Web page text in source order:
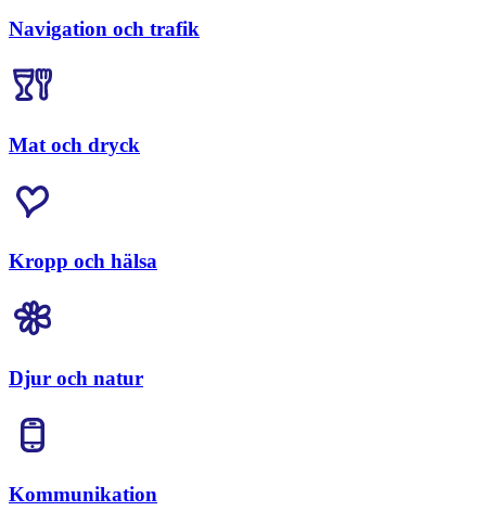
Navigation och trafik
Mat och dryck
Kropp och hälsa
Djur och natur
Kommunikation